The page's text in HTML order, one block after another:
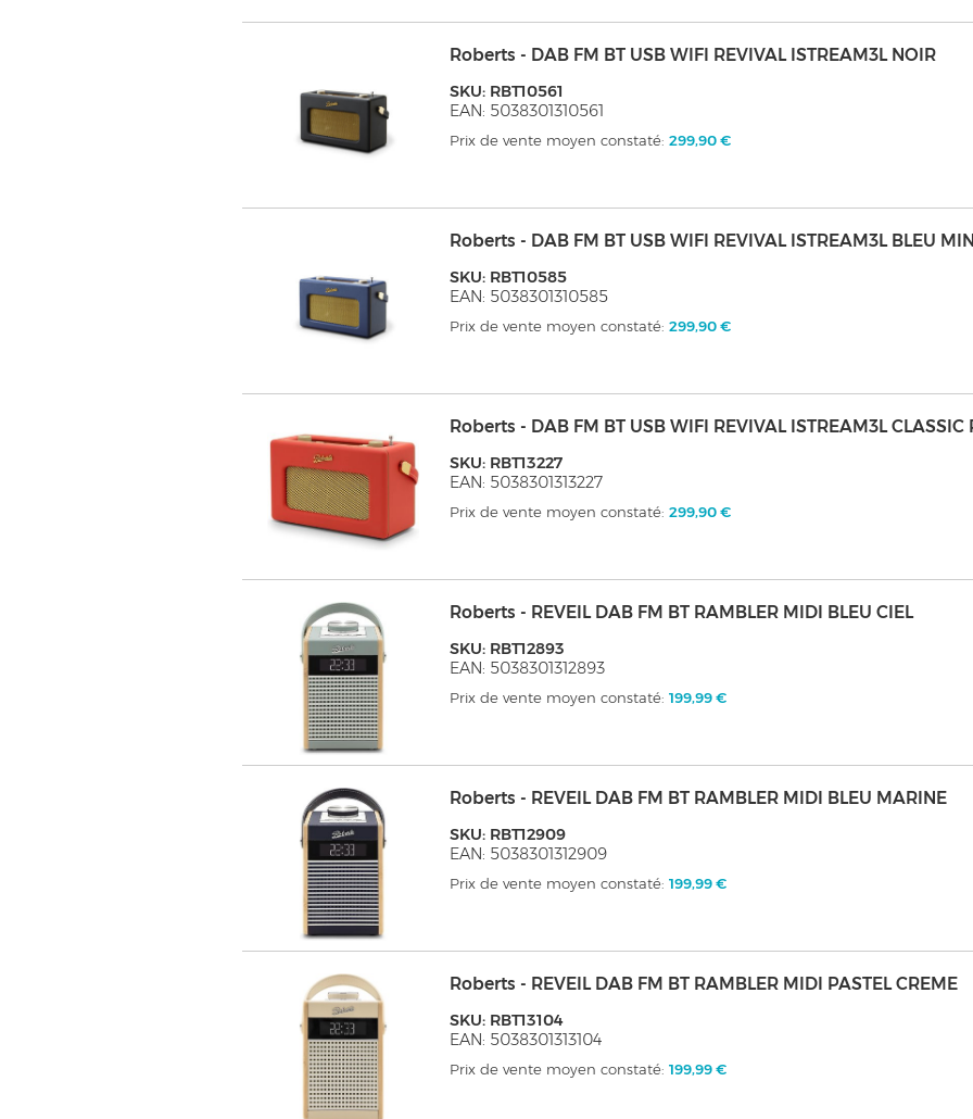
Roberts - DAB FM BT USB WIFI REVIVAL ISTREAM3L NOIR
SKU: RBT10561
EAN: 5038301310561
Prix de vente moyen constaté:299,90 €
Roberts - DAB FM BT USB WIFI REVIVAL ISTREAM3L BLEU
SKU: RBT10585
EAN: 5038301310585
Prix de vente moyen constaté:299,90 €
Roberts - DAB FM BT USB WIFI REVIVAL ISTREAM3L CLASSIC
SKU: RBT13227
EAN: 5038301313227
Prix de vente moyen constaté:299,90 €
Roberts - REVEIL DAB FM BT RAMBLER MIDI BLEU CIEL
SKU: RBT12893
EAN: 5038301312893
Prix de vente moyen constaté:199,99 €
Roberts - REVEIL DAB FM BT RAMBLER MIDI BLEU MARINE
SKU: RBT12909
EAN: 5038301312909
Prix de vente moyen constaté:199,99 €
Roberts - REVEIL DAB FM BT RAMBLER MIDI PASTEL CREME
SKU: RBT13104
EAN: 5038301313104
Prix de vente moyen constaté:199,99 €